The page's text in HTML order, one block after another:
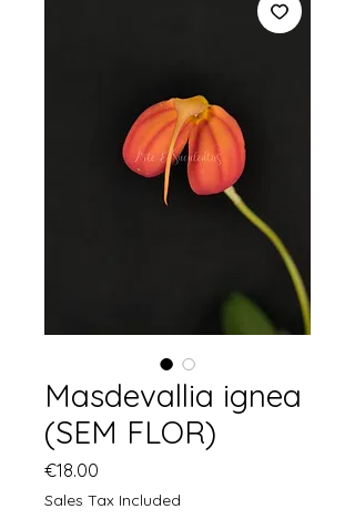
Masdevallia ignea
(SEM FLOR)
€18.00
Sales Tax Included